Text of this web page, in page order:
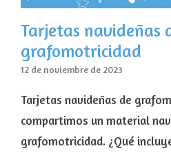
Tarjetas navideñas
grafomotricidad
12 de noviembre de 2023
Tarjetas navideñas de
compartimos un material
grafomotricidad. ¿Qué